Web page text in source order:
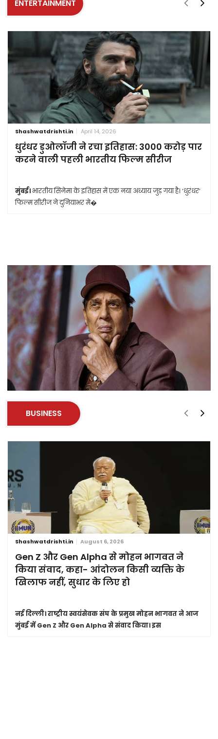
ENTERTAINMENT
Shashwatdrishti.in April 14, 2026
धुरंधर डुओलॉजी ने रचा इतिहास: 3000 करोड़ पार
करने वाली पहली भारतीय फिल्म सीरीज
मुंबई। भारतीय सिनेमा के इतिहास में एक नया अध्याय जुड़ गया है। ‘धुरंधर’
फिल्म सीरीज ने दुनियाभर मे�
BUSINESS
Shashwatdrishti.in August 6, 2026
Gen Z और Gen Alpha से मोहन भागवत ने
किया संवाद, कहा- आंदोलन किसी व्यक्ति के
खिलाफ नहीं, सुधार के लिए हो
नई दिल्ली।राष्ट्रीय स्वयंसेवक संघ के प्रमुख मोहन भागवत ने आज
मुंबई में Gen Z और Gen Alpha से संवाद किया। इस